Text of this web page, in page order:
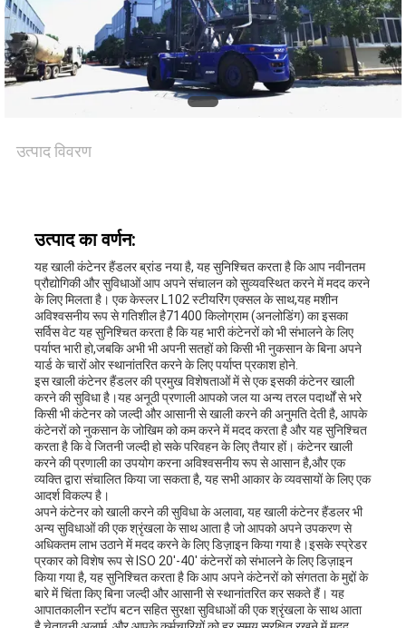
उत्पाद विवरण
उत्पाद का वर्णन:
यह खाली कंटेनर हैंडलर ब्रांड नया है, यह सुनिश्चित करता है कि आप नवीनतम
प्रौद्योगिकी और सुविधाओं आप अपने संचालन को सुव्यवस्थित करने में मदद करने
के लिए मिलता है। एक केस्लर L102 स्टीयरिंग एक्सल के साथ,यह मशीन
अविश्वसनीय रूप से गतिशील है71400 किलोग्राम (अनलोडिंग) का इसका
सर्विस वेट यह सुनिश्चित करता है कि यह भारी कंटेनरों को भी संभालने के लिए
पर्याप्त भारी हो,जबकि अभी भी अपनी सतहों को किसी भी नुकसान के बिना अपने
यार्ड के चारों ओर स्थानांतरित करने के लिए पर्याप्त प्रकाश होने.
इस खाली कंटेनर हैंडलर की प्रमुख विशेषताओं में से एक इसकी कंटेनर खाली
करने की सुविधा है।यह अनूठी प्रणाली आपको जल या अन्य तरल पदार्थों से भरे
किसी भी कंटेनर को जल्दी और आसानी से खाली करने की अनुमति देती है, आपके
कंटेनरों को नुकसान के जोखिम को कम करने में मदद करता है और यह सुनिश्चित
करता है कि वे जितनी जल्दी हो सके परिवहन के लिए तैयार हों। कंटेनर खाली
करने की प्रणाली का उपयोग करना अविश्वसनीय रूप से आसान है,और एक
व्यक्ति द्वारा संचालित किया जा सकता है, यह सभी आकार के व्यवसायों के लिए एक
आदर्श विकल्प है।
अपने कंटेनर को खाली करने की सुविधा के अलावा, यह खाली कंटेनर हैंडलर भी
अन्य सुविधाओं की एक श्रृंखला के साथ आता है जो आपको अपने उपकरण से
अधिकतम लाभ उठाने में मदद करने के लिए डिज़ाइन किया गया है।इसके स्प्रेडर
प्रकार को विशेष रूप से ISO 20'-40' कंटेनरों को संभालने के लिए डिज़ाइन
किया गया है, यह सुनिश्चित करता है कि आप अपने कंटेनरों को संगतता के मुद्दों के
बारे में चिंता किए बिना जल्दी और आसानी से स्थानांतरित कर सकते हैं। यह
आपातकालीन स्टॉप बटन सहित सुरक्षा सुविधाओं की एक श्रृंखला के साथ आता